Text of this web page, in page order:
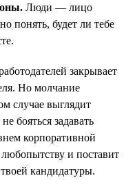
Люди — лицо
понять, будет ли тебе
закрывает
Но молчание
случае выглядит
бояться задавать
корпоративной
любопытству и поставит
кандидатуры.